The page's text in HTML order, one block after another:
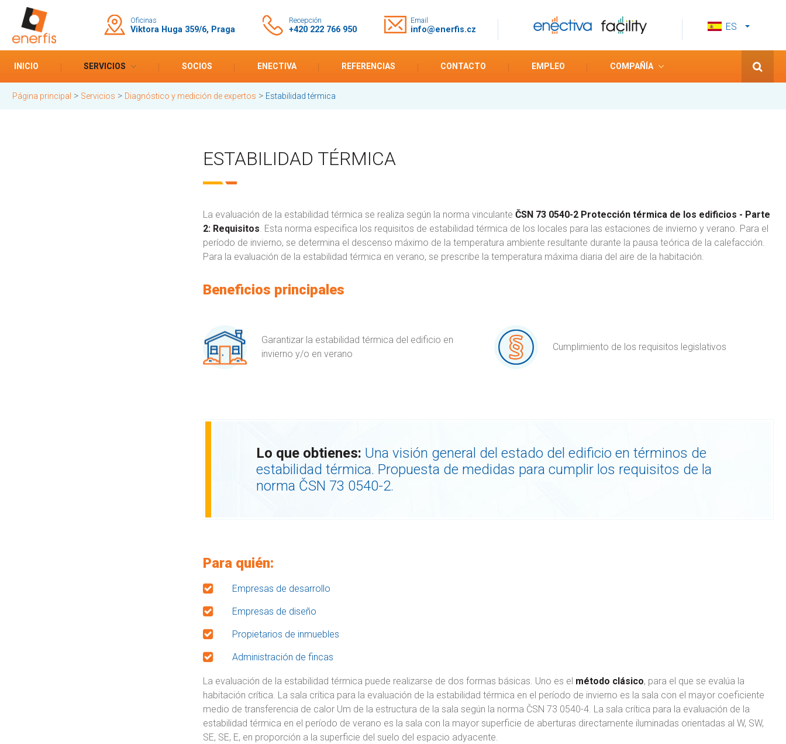
Oficinas
Viktora Huga 359/6, Praga
Recepción
+420 222 766 950
Email
info@enerfis.cz
ES
INICIO SERVICIOS SOCIOS ENECTIVA REFERENCIAS CONTACTO EMPLEO COMPAÑÍA
Página principal > Servicios > Diagnóstico y medición de expertos > Estabilidad térmica
ESTABILIDAD TÉRMICA
La evaluación de la estabilidad térmica se realiza según la norma vinculante ČSN 73 0540-2 Protección térmica de los edificios - Parte
2: Requisitos. Esta norma especifica los requisitos de estabilidad térmica de los locales para las estaciones de invierno y verano. Para el
período de invierno, se determina el descenso máximo de la temperatura ambiente resultante durante la pausa teórica de la calefacción.
Para la evaluación de la estabilidad térmica en verano, se prescribe la temperatura máxima diaria del aire de la habitación.
Beneficios principales
Garantizar la estabilidad térmica del edificio en
invierno y/o en verano
Cumplimiento de los requisitos legislativos
Lo que obtienes: Una visión general del estado del edificio en términos de
estabilidad térmica. Propuesta de medidas para cumplir los requisitos de la
norma ČSN 73 0540-2.
Para quién:
Empresas de desarrollo
Empresas de diseño
Propietarios de inmuebles
Administración de fincas
La evaluación de la estabilidad térmica puede realizarse de dos formas básicas. Uno es el método clásico, para el que se evalúa la
habitación crítica. La sala crítica para la evaluación de la estabilidad térmica en el período de invierno es la sala con el mayor coeficiente
medio de transferencia de calor Um de la estructura de la sala según la norma ČSN 73 0540-4. La sala crítica para la evaluación de la
estabilidad térmica en el período de verano es la sala con la mayor superficie de aberturas directamente iluminadas orientadas al W, SW,
SE, SE, E, en proporción a la superficie del suelo del espacio adyacente.